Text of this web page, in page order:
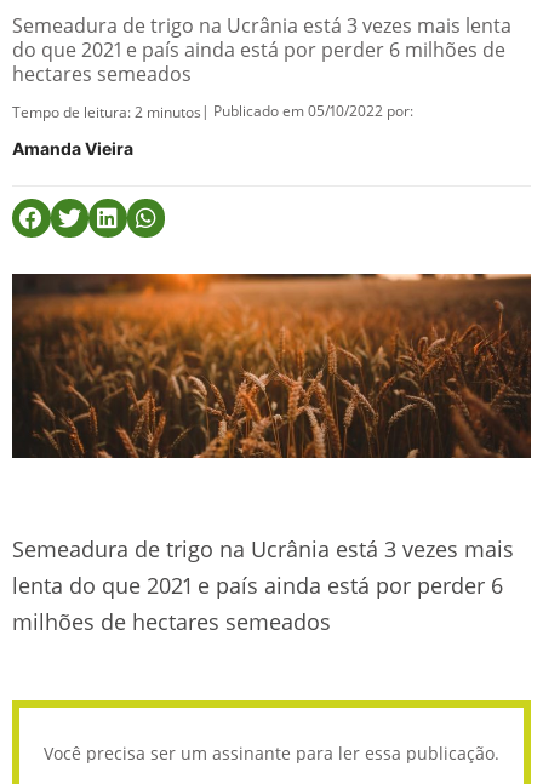
Semeadura de trigo na Ucrânia está 3 vezes mais lenta
do que 2021 e país ainda está por perder 6 milhões de
hectares semeados
Tempo de leitura:2 minutos | Publicado em 05/10/2022 por:
Amanda Vieira
Semeadura de trigo na Ucrânia está 3 vezes mais
lenta do que 2021 e país ainda está por perder 6
milhões de hectares semeados
Você precisa ser um assinante para ler essa publicação.